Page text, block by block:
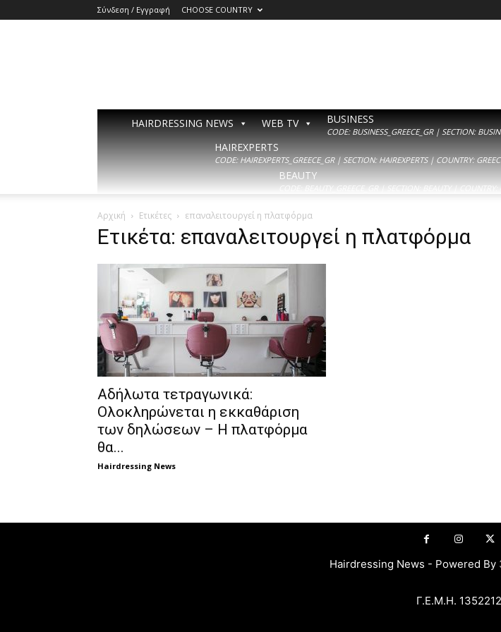
Σύνδεση / Εγγραφή CHOOSE COUNTRY
HAIRDRESSING NEWS WEB TV BUSINESS
CODE: BUSINESS_GREECE_GR | SECTION:
HAIREXPERTS
CODE: HAIREXPERTS_GREECE_GR | SECTION: HAIREXPERTS | COUNTRY:
BEAUTY
CODE: BEAUTY_GREECE_GR | SECTION: BEAUTY |
Αρχική Ετικέτες επαναλειτουργεί η πλατφόρμα
Ετικέτα: επαναλειτουργεί η πλατφόρμα
Αδήλωτα τετραγωνικά:
Ολοκληρώνεται η εκκαθάριση
των δηλώσεων – Η πλατφόρμα
θα...
Hairdressing News
Hairdressing News - Powered By
Γ.Ε.Μ.Η.